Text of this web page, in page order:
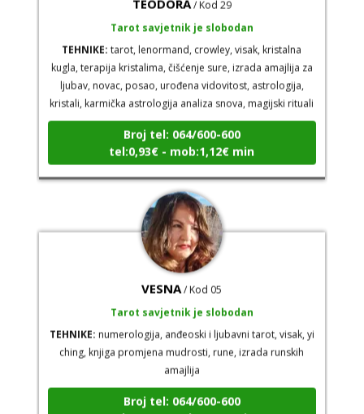
tarot, lenormand, crowley, visak, kristalna
kugla, terapija kristalima, čišćenje sure, izrada amajlija za
ljubav, novac, posao, urođena vidovitost, astrologija,
kristali, karmička astrologija analiza snova, magijski rituali
Broj tel: 064/600-600
tel:0,93€ - mob:1,12€ min
VESNA/ Kod 05
numerologija, anđeoski i ljubavni tarot, visak, yi
ching, knjiga promjena mudrosti, rune, izrada runskih
amajlija
Broj tel: 064/600-600
tel:0,93€ - mob:1,12€ min